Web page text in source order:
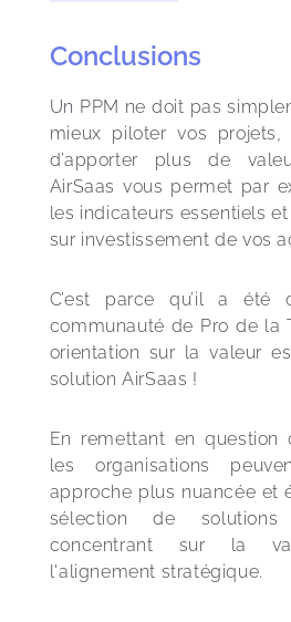
Conclusions
Un PPM ne doit pas
mieux piloter vos
d’apporter plus de
AirSaas vous permet par
les indicateurs essentiels
sur investissement de vos
C’est parce qu’il a été
communauté de Pro de la
orientation sur la valeur
solution AirSaas !
En remettant en question
les organisations
approche plus nuancée et
sélection de
concentrant sur la
l'alignement stratégique.